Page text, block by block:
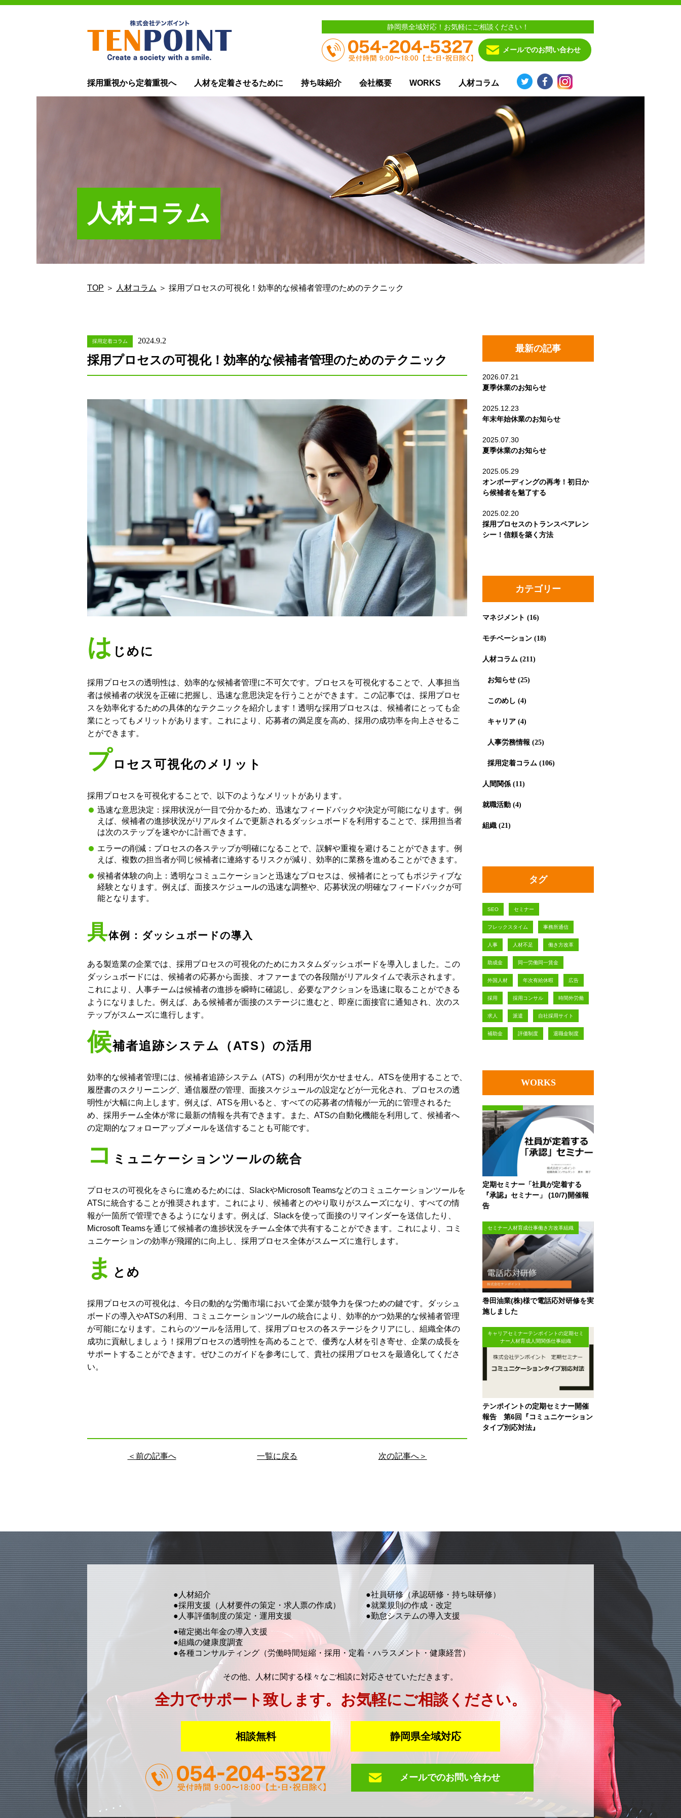
静岡県全域対応！お気軽にご相談ください！
メールでのお問い合わせ
採用重視から定着重視へ 人材を定着させるために 持ち味紹介 会社概要 WORKS 人材コラム
人材コラム
TOP ＞ 人材コラム ＞ 採用プロセスの可視化！効率的な候補者管理のためのテクニック
採用定着コラム 2024.9.2
採用プロセスの可視化！効率的な候補者管理のためのテクニック
は じめに
採用プロセスの透明性は、効率的な候補者管理に不可欠です。プロセスを可視化することで、人事担当
者は候補者の状況を正確に把握し、迅速な意思決定を行うことができます。この記事では、採用プロセ
スを効率化するための具体的なテクニックを紹介します！透明な採用プロセスは、候補者にとっても企
業にとってもメリットがあります。これにより、応募者の満足度を高め、採用の成功率を向上させるこ
とができます。
プロセス可視化のメリット
採用プロセスを可視化することで、以下のようなメリットがあります。
迅速な意思決定：採用状況が一目で分かるため、迅速なフィードバックや決定が可能になります。例
えば、候補者の進捗状況がリアルタイムで更新されるダッシュボードを利用することで、採用担当者
は次のステップを速やかに計画できます。
エラーの削減：プロセスの各ステップが明確になることで、誤解や重複を避けることができます。例
えば、複数の担当者が同じ候補者に連絡するリスクが減り、効率的に業務を進めることができます。
候補者体験の向上：透明なコミュニケーションと迅速なプロセスは、候補者にとってもポジティブな
経験となります。例えば、面接スケジュールの迅速な調整や、応募状況の明確なフィードバックが可
能となります。
具体例：ダッシュボードの導入
ある製造業の企業では、採用プロセスの可視化のためにカスタムダッシュボードを導入しました。この
ダッシュボードには、候補者の応募から面接、オファーまでの各段階がリアルタイムで表示されます。
これにより、人事チームは候補者の進捗を瞬時に確認し、必要なアクションを迅速に取ることができる
ようになりました。例えば、ある候補者が面接のステージに進むと、即座に面接官に通知され、次のス
テップがスムーズに進行します。
候補者追跡システム（ATS）の活用
効率的な候補者管理には、候補者追跡システム（ATS）の利用が欠かせません。ATSを使用することで、
履歴書のスクリーニング、通信履歴の管理、面接スケジュールの設定などが一元化され、プロセスの透
明性が大幅に向上します。例えば、ATSを用いると、すべての応募者の情報が一元的に管理されるた
め、採用チーム全体が常に最新の情報を共有できます。また、ATSの自動化機能を利用して、候補者へ
の定期的なフォローアップメールを送信することも可能です。
コ ミュニケーションツールの統合
プロセスの可視化をさらに進めるためには、SlackやMicrosoft Teamsなどのコミュニケーションツールを
ATSに統合することが推奨されます。これにより、候補者とのやり取りがスムーズになり、すべての情
報が一箇所で管理できるようになります。例えば、Slackを使って面接のリマインダーを送信したり、
Microsoft Teamsを通じて候補者の進捗状況をチーム全体で共有することができます。これにより、コミ
ュニケーションの効率が飛躍的に向上し、採用プロセス全体がスムーズに進行します。
ま とめ
採用プロセスの可視化は、今日の動的な労働市場において企業が競争力を保つための鍵です。ダッシュ
ボードの導入やATSの利用、コミュニケーションツールの統合により、効率的かつ効果的な候補者管理
が可能になります。これらのツールを活用して、採用プロセスの各ステージをクリアにし、組織全体の
成功に貢献しましょう！採用プロセスの透明性を高めることで、優秀な人材を引き寄せ、企業の成長を
サポートすることができます。ぜひこのガイドを参考にして、貴社の採用プロセスを最適化してくださ
い。
＜前の記事へ 一覧に戻る 次の記事へ＞
最新の記事
2026.07.21
夏季休業のお知らせ
2025.12.23
年末年始休業のお知らせ
2025.07.30
夏季休業のお知らせ
2025.05.29
オンボーディングの再考！初日か
ら候補者を魅了する
2025.02.20
採用プロセスのトランスペアレン
シー！信頼を築く方法
カテゴリー
マネジメント (16)
モチベーション (18)
人材コラム (211)
お知らせ (25)
このめし (4)
キャリア (4)
人事労務情報 (25)
採用定着コラム (106)
人間関係 (11)
就職活動 (4)
組織 (21)
タグ
SEO セミナー
フレックスタイム 事務所通信
人事 人材不足 働き方改革
助成金 同一労働同一賃金
外国人材 年次有給休暇 広告
採用 採用コンサル 時間外労働
求人 派遣 自社採用サイト
補助金 評価制度 退職金制度
WORKS
定期セミナー「社員が定着する
『承認』セミナー」 (10/7)開催報
告
セミナー人材育成仕事働き方改革組織
巻田油業(株)様で電話応対研修を実
施しました
キャリアセミナーテンポイントの定期セミ
ナー人材育成人間関係仕事組織
テンポイントの定期セミナー開催
報告 第6回『コミュニケーション
タイプ別応対法』
●人材紹介
●採用支援 （人材要件の策定・求人票の作成）
●人事評価制度の策定・運用支援
●社員研修（承認研修・持ち味研修）
●就業規則の作成・改定
●勤怠システムの導入支援
●確定拠出年金の導入支援
●組織の健康度調査
●各種コンサルティング （労働時間短縮・採用・定着・ハラスメント・健康経営）
その他、人材に関する様々なご相談に対応させていただきます。
全力でサポート致します。 お気軽にご相談ください。
相談無料 静岡県全域対応
メールでのお問い合わせ